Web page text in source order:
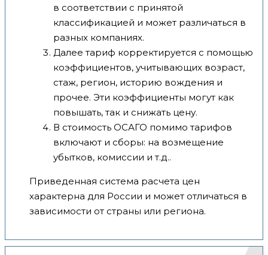
в соответствии с принятой
классификацией и может различаться в
разных компаниях.
Далее тариф корректируется с помощью
коэффициентов, учитывающих возраст,
стаж, регион, историю вождения и
прочее. Эти коэффициенты могут как
повышать, так и снижать цену.
В стоимость ОСАГО помимо тарифов
включают и сборы: на возмещение
убытков, комиссии и т.д..
Приведенная система расчета цен
характерна для России и может отличаться в
зависимости от страны или региона.